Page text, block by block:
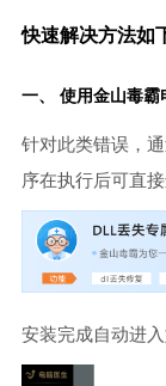
快速解决方法如
一、 使用金山毒霸
针对此类错误，
序在执行后可直
安装完成自动进